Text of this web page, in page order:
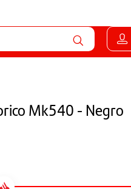
Mk540 - Negro